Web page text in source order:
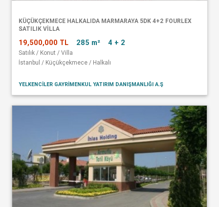
KÜÇÜKÇEKMECE HALKALIDA MARMARAYA 5DK 4+2 FOURLEX
SATILIK VİLLA
19,500,000 TL 285 m² 4 + 2
Satılık / Konut / Villa
İstanbul / Küçükçekmece / Halkalı
YELKENCİLER GAYRİMENKUL YATIRIM DANIŞMANLIĞI A.Ş